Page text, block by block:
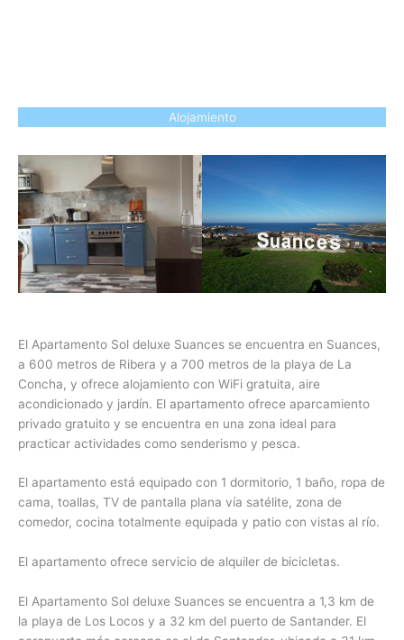
Alojamiento
El Apartamento Sol deluxe Suances se encuentra en Suances,
a 600 metros de Ribera y a 700 metros de la playa de La
Concha, y ofrece alojamiento con WiFi gratuita, aire
acondicionado y jardín. El apartamento ofrece aparcamiento
privado gratuito y se encuentra en una zona ideal para
practicar actividades como senderismo y pesca.
El apartamento está equipado con 1 dormitorio, 1 baño, ropa de
cama, toallas, TV de pantalla plana vía satélite, zona de
comedor, cocina totalmente equipada y patio con vistas al río.
El apartamento ofrece servicio de alquiler de bicicletas.
El Apartamento Sol deluxe Suances se encuentra a 1,3 km de
la playa de Los Locos y a 32 km del puerto de Santander. El